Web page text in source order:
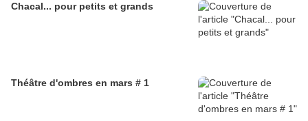
Chacal... pour petits et grands
Théâtre d'ombres en mars # 1